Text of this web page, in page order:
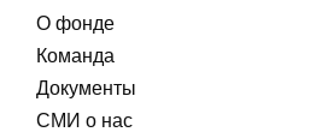
О фонде
Команда
Документы
СМИ о нас